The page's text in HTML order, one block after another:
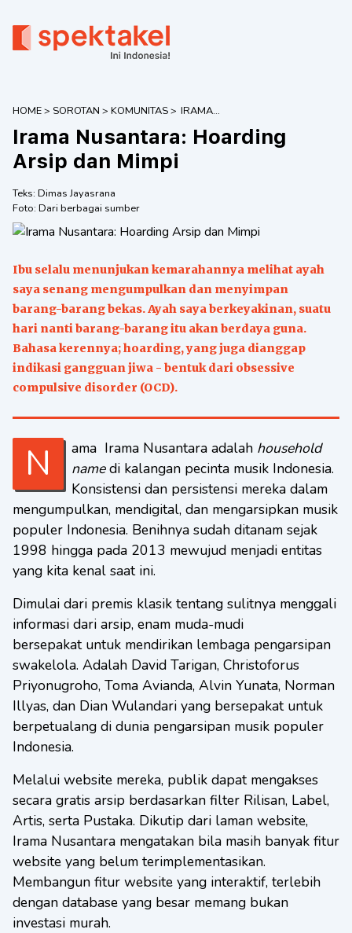
HOME> SOROTAN > KOMUNITAS> IRAMA
HOARDING ARSIP
Irama Nusantara: Hoarding
Arsip dan Mimpi
Teks: Dimas Jayasrana
Foto: Dari berbagai sumber
Ibu selalu menunjukan kemarahannya melihat ayah
saya senang mengumpulkan dan menyimpan
barang-barang bekas. Ayah saya berkeyakinan, suatu
hari nanti barang-barang itu akan berdaya guna.
Bahasa kerennya; hoarding, yang juga dianggap
indikasi gangguan jiwa - bentuk dari obsessive
compulsive disorder (OCD).
Nama Irama Nusantara adalah household
namedi kalangan pecinta musik Indonesia.
Konsistensi dan persistensi mereka dalam
mengumpulkan, mendigital, dan mengarsipkan musik
populer Indonesia. Benihnya sudah ditanam sejak
1998 hingga pada 2013 mewujud menjadi entitas
yang kita kenal saat ini.
Dimulai dari premis klasik tentang sulitnya menggali
informasi dari arsip, enam muda-mudi
bersepakat untuk mendirikan lembaga pengarsipan
swakelola. Adalah David Tarigan, Christoforus
Priyonugroho, Toma Avianda, Alvin Yunata, Norman
Illyas, dan Dian Wulandari yang bersepakat untuk
berpetualang di dunia pengarsipan musik populer
Indonesia.
Melalui website mereka, publik dapat mengakses
secara gratis arsip berdasarkan filter Rilisan, Label,
Artis, serta Pustaka. Dikutip dari laman website,
Irama Nusantara mengatakan bila masih banyak fitur
website yang belum terimplementasikan.
Membangun fitur website yang interaktif, terlebih
dengan database yang besar memang bukan
investasi murah.